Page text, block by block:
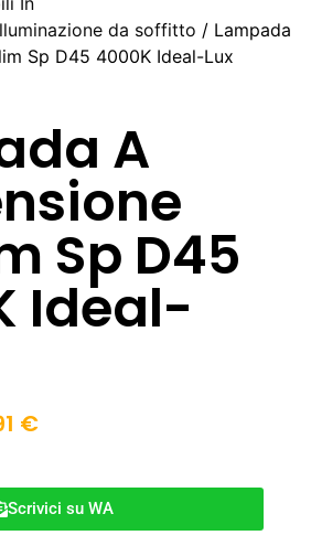
da soffitto / Lampada
Sp D45 4000K Ideal-Lux
A
Sp D45
Ideal-
€
Scrivici su WA